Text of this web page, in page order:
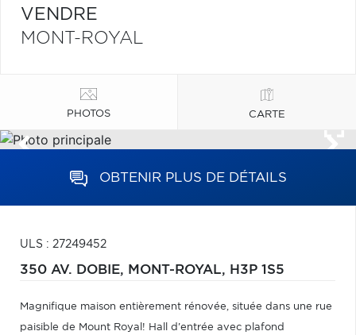
VENDRE
MONT-ROYAL
PHOTOS CARTE
OBTENIR PLUS DE DÉTAILS
ULS : 27249452
350 AV. DOBIE, MONT-ROYAL, H3P 1S5
Magnifique maison entièrement rénovée, située dans une rue
paisible de Mount Royal! Hall d'entrée avec plafond